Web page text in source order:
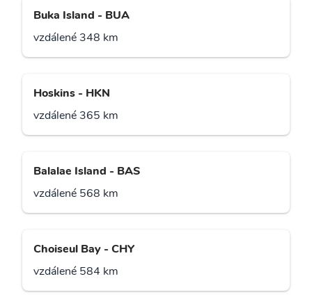
Buka Island - BUA
vzdálené 348 km
Hoskins - HKN
vzdálené 365 km
Balalae Island - BAS
vzdálené 568 km
Choiseul Bay - CHY
vzdálené 584 km